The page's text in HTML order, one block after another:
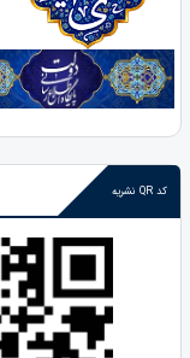
کد QR نشریه